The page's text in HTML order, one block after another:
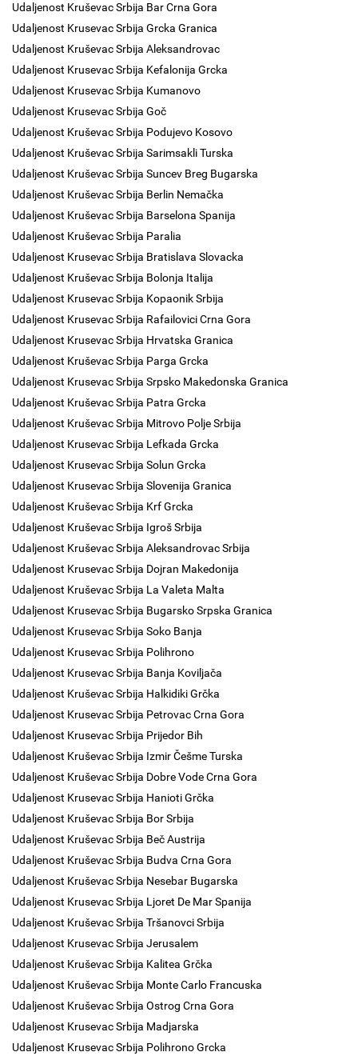
Udaljenost Kruševac Srbija Bar Crna Gora
Udaljenost Krusevac Srbija Grcka Granica
Udaljenost Kruševac Srbija Aleksandrovac
Udaljenost Krusevac Srbija Kefalonija Grcka
Udaljenost Krusevac Srbija Kumanovo
Udaljenost Krusevac Srbija Goč
Udaljenost Kruševac Srbija Podujevo Kosovo
Udaljenost Kruševac Srbija Sarimsakli Turska
Udaljenost Kruševac Srbija Suncev Breg Bugarska
Udaljenost Kruševac Srbija Berlin Nemačka
Udaljenost Kruševac Srbija Barselona Spanija
Udaljenost Kruševac Srbija Paralia
Udaljenost Krusevac Srbija Bratislava Slovacka
Udaljenost Kruševac Srbija Bolonja Italija
Udaljenost Krusevac Srbija Kopaonik Srbija
Udaljenost Krusevac Srbija Rafailovici Crna Gora
Udaljenost Krusevac Srbija Hrvatska Granica
Udaljenost Kruševac Srbija Parga Grcka
Udaljenost Krusevac Srbija Srpsko Makedonska Granica
Udaljenost Kruševac Srbija Patra Grcka
Udaljenost Kruševac Srbija Mitrovo Polje Srbija
Udaljenost Krusevac Srbija Lefkada Grcka
Udaljenost Krusevac Srbija Solun Grcka
Udaljenost Krusevac Srbija Slovenija Granica
Udaljenost Kruševac Srbija Krf Grcka
Udaljenost Kruševac Srbija Igroš Srbija
Udaljenost Kruševac Srbija Aleksandrovac Srbija
Udaljenost Krusevac Srbija Dojran Makedonija
Udaljenost Kruševac Srbija La Valeta Malta
Udaljenost Krusevac Srbija Bugarsko Srpska Granica
Udaljenost Krusevac Srbija Soko Banja
Udaljenost Krusevac Srbija Polihrono
Udaljenost Krusevac Srbija Banja Koviljača
Udaljenost Kruševac Srbija Halkidiki Grčka
Udaljenost Krusevac Srbija Petrovac Crna Gora
Udaljenost Krusevac Srbija Prijedor Bih
Udaljenost Kruševac Srbija Izmir Češme Turska
Udaljenost Kruševac Srbija Dobre Vode Crna Gora
Udaljenost Krusevac Srbija Hanioti Grčka
Udaljenost Kruševac Srbija Bor Srbija
Udaljenost Kruševac Srbija Beč Austrija
Udaljenost Kruševac Srbija Budva Crna Gora
Udaljenost Kruševac Srbija Nesebar Bugarska
Udaljenost Krusevac Srbija Ljoret De Mar Spanija
Udaljenost Kruševac Srbija Tršanovci Srbija
Udaljenost Krusevac Srbija Jerusalem
Udaljenost Kruševac Srbija Kalitea Grčka
Udaljenost Kruševac Srbija Monte Carlo Francuska
Udaljenost Kruševac Srbija Ostrog Crna Gora
Udaljenost Krusevac Srbija Madjarska
Udaljenost Krusevac Srbija Polihrono Grcka